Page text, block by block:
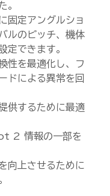
。
固定アングルショ
ルのピッチ、機体
定できます。
性を最適化し、フ
ドによる異常を回
供するために最適
2 情報の一部を
向上させるために